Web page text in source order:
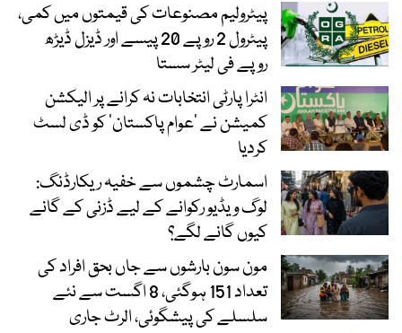
پیٹرولیم مصنوعات کی قیمتوں میں کمی،
پیٹرول 2 روپے 20 پیسے اور ڈیزل ڈیڑھ
روپے فی لیٹر سستا
انٹرا پارٹی انتخابات نہ کرانے پر الیکشن
کمیشن نے ’عوام پاکستان‘ کو ڈی لسٹ
کردیا
اسمارٹ چشموں سے خفیہ ریکارڈنگ:
لوگ ویڈیو رکوانے کے لیے ڈزنی کے گانے
کیوں گانے لگے؟
مون سون بارشوں سے جاں بحق افراد کی
تعداد 151 ہوگئی، 8 اگست سے نئے
سلسلے کی پیشگوئی، الرٹ جاری